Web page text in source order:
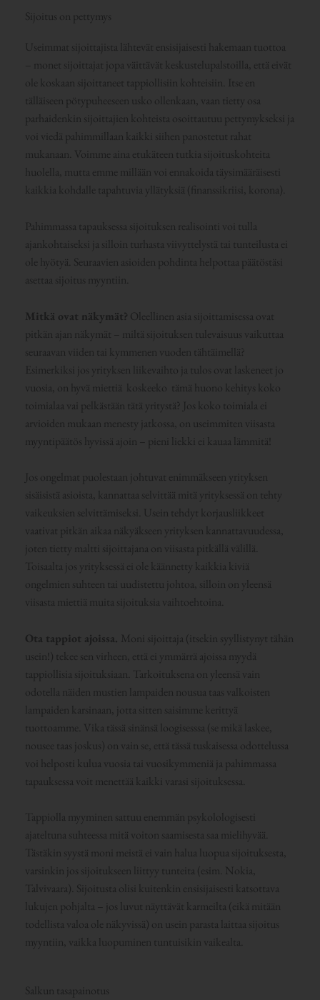
Sijoitus on pettymys
Useimmat sijoittajista lähtevät ensisijaisesti hakemaan tuottoa
– monet sijoittajat jopa väittävät keskustelupalstoilla, että eivät
ole koskaan sijoittaneet tappiollisiin kohteisiin. Itse en
tälläiseen pötypuheeseen usko ollenkaan, vaan tietty osa
parhaidenkin sijoittajien kohteista osoittautuu pettymykseksi ja
voi viedä pahimmillaan kaikki siihen panostetut rahat
mukanaan. Voimme aina etukäteen tutkia sijoituskohteita
huolella, mutta emme millään voi ennakoida täysimääräisesti
kaikkia kohdalle tapahtuvia yllätyksiä (finanssikriisi, korona).
Pahimmassa tapauksessa sijoituksen realisointi voi tulla
ajankohtaiseksi ja silloin turhasta viivyttelystä tai tunteilusta ei
ole hyötyä. Seuraavien asioiden pohdinta helpottaa päätöstäsi
asettaa sijoitus myyntiin.
Mitkä ovat näkymät? Oleellinen asia sijoittamisessa ovat
pitkän ajan näkymät – miltä sijoituksen tulevaisuus vaikuttaa
seuraavan viiden tai kymmenen vuoden tähtäimellä?
Esimerkiksi jos yrityksen liikevaihto ja tulos ovat laskeneet jo
vuosia, on hyvä miettiä koskeeko tämä huono kehitys koko
toimialaa vai pelkästään tätä yritystä? Jos koko toimiala ei
arvioiden mukaan menesty jatkossa, on useimmiten viisasta
myyntipäätös hyvissä ajoin – pieni liekki ei kauaa lämmitä!
Jos ongelmat puolestaan johtuvat enimmäkseen yrityksen
sisäisistä asioista, kannattaa selvittää mitä yrityksessä on tehty
vaikeuksien selvittämiseksi. Usein tehdyt korjausliikkeet
vaativat pitkän aikaa näkyäkseen yrityksen kannattavuudessa,
joten tietty maltti sijoittajana on viisasta pitkällä välillä.
Toisaalta jos yrityksessä ei ole käännetty kaikkia kiviä
ongelmien suhteen tai uudistettu johtoa, silloin on yleensä
viisasta miettiä muita sijoituksia vaihtoehtoina.
Ota tappiot ajoissa. Moni sijoittaja (itsekin syyllistynyt tähän
usein!) tekee sen virheen, että ei ymmärrä ajoissa myydä
tappiollisia sijoituksiaan. Tarkoituksena on yleensä vain
odotella näiden mustien lampaiden nousua taas valkoisten
lampaiden karsinaan, jotta sitten saisimme kerittyä
tuottoamme. Vika tässä sinänsä loogisesssa (se mikä laskee,
nousee taas joskus) on vain se, että tässä tuskaisessa odottelussa
voi helposti kulua vuosia tai vuosikymmeniä ja pahimmassa
tapauksessa voit menettää kaikki varasi sijoituksessa.
Tappiolla myyminen sattuu enemmän psykolologisesti
ajateltuna suhteessa mitä voiton saamisesta saa mielihyvää.
Tästäkin syystä moni meistä ei vain halua luopua sijoituksesta,
varsinkin jos sijoitukseen liittyy tunteita (esim. Nokia,
Talvivaara). Sijoitusta olisi kuitenkin ensisijaisesti katsottava
lukujen pohjalta – jos luvut näyttävät karmeilta (eikä mitään
todellista valoa ole näkyvissä) on usein parasta laittaa sijoitus
myyntiin, vaikka luopuminen tuntuisikin vaikealta.
Salkun tasapainotus